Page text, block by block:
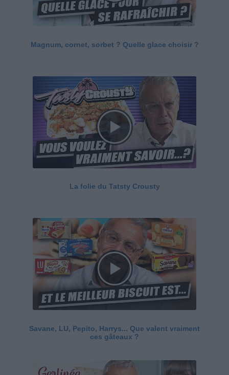
Magnum, cornet, sorbet ? Quelle glace choisir ?
La folie du Tatsty Crousty
Savane, LU, Pepito, Harrys... Que valent vraiment
ces gâteaux ?